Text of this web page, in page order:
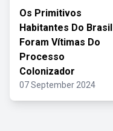
Os Primitivos
Habitantes Do Brasil
Foram Vítimas Do
Processo
Colonizador
07 September 2024